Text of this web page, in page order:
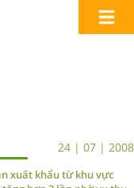
24 | 07 | 2008
xuất khẩu từ khu vực